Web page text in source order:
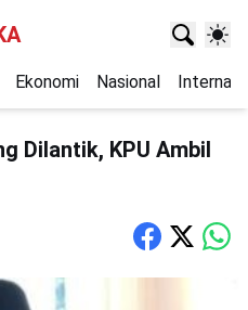
Ekonomi Nasional
Dilantik, KPU Ambil